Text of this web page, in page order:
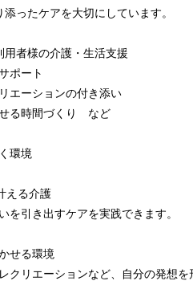
ったケアを大切にしています。
用者様の介護・生活支援
ポート
エーションの付き添い
せる時間づくり など
環境
える介護
を引き出すケアを実践できます。
せる環境
クリエーションなど、自分の発想を